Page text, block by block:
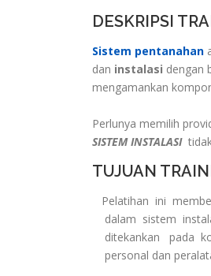
DESKRIPSI
Sistem pentanahan
dan instalasi dengan
mengamankan
Perlunya memilih
SISTEM INSTALASI
TUJUAN
Pelatihan ini
dalam sistem
ditekankan pada
personal dan